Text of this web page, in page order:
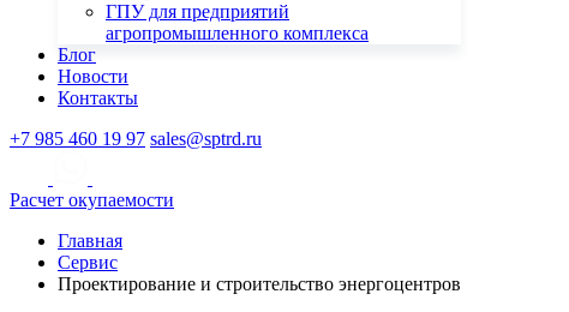
ГПУ для предприятий
агропромышленного комплекса
Блог
Новости
Контакты
+7 985 460 19 97 sales@sptrd.ru
Расчет окупаемости
Главная
Сервис
Проектирование и строительство энергоцентров